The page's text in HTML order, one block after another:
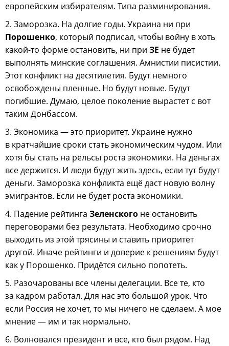
европейским избирателям. Типа разминирования.
2. Заморозка. На долгие годы. Украина ни при
Порошенко, который подписал, чтобы войну в хоть
какой-то форме остановить, ни при ЗЕ не будет
выполнять минские соглашения. Амнистии писистии.
Этот конфликт на десятилетия. Будут немного
освобождены пленные. Но будут новые. Будут
погибшие. Думаю, целое поколение вырастет с вот
таким Донбассом.
3. Экономика — это приоритет. Украине нужно
в кратчайшие сроки стать экономическим чудом. Или
хотя бы стать на рельсы роста экономики. На деньгах
все держится. И люди будут жить здесь, если тут будут
деньги. Заморозка конфликта ещё даст новую волну
эмигрантов. Если не будет роста экономики.
4. Падение рейтинга Зеленского не остановить
переговорами без результата. Необходимо срочно
выходить из этой трясины и ставить приоритет
другой. Иначе рейтинги и доверие к решениям будут
как у Порошенко. Придётся сильно попотеть.
5. Разочарованы все члены делегации. Все те, кто
за кадром работал. Для нас это большой урок. Что
если Россия не хочет, то мы ничего не сделаем. А мое
мнение — им и так нормально.
6. Волновался президент и все, кто был рядом. Над